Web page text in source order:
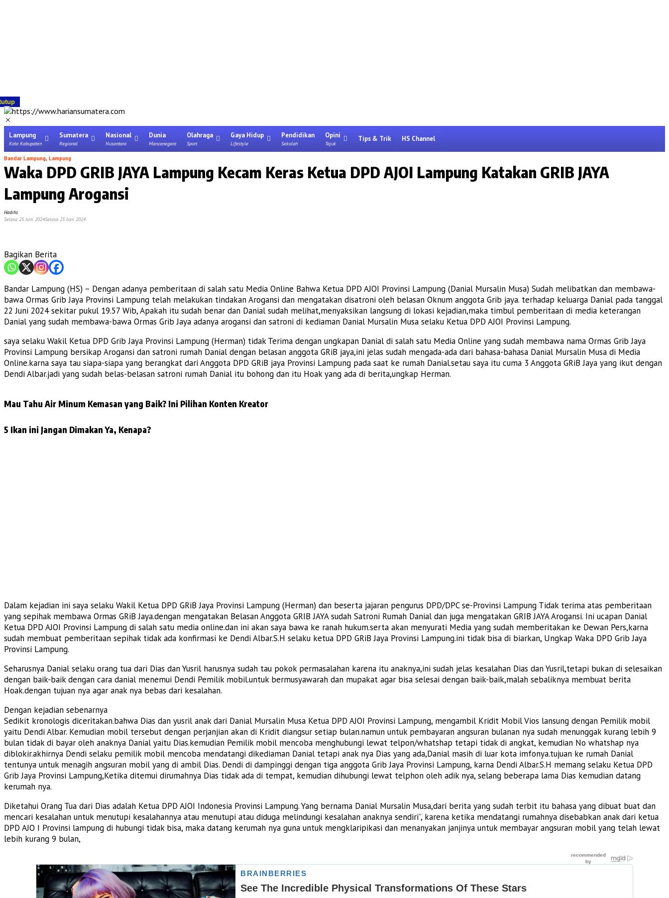
Lampung
Kota Kabupaten
Sumatera
Regional
Nasional
Nusantara
Dunia
Mancanegara
Olahraga
Sport
Gaya Hidup
Lifestyle
Pendidikan
Sekolah
Opini
Tajuk
Tips & Trik HS Channel
Bandar Lampung, Lampung
Waka DPD GRIB JAYA Lampung Kecam Keras Ketua DPD AJOI Lampung Katakan GRIB JAYA
Lampung Arogansi
Hadihs
Selasa 25 Juni 2024Selasa 25 Juni 2024
Bagikan Berita
Bandar Lampung (HS) – Dengan adanya pemberitaan di salah satu Media Online Bahwa Ketua DPD AJOI Provinsi Lampung (Danial Mursalin Musa) Sudah melibatkan dan membawa-
bawa Ormas Grib Jaya Provinsi Lampung telah melakukan tindakan Arogansi dan mengatakan disatroni oleh belasan Oknum anggota Grib jaya. terhadap keluarga Danial pada tanggal
22 Juni 2024 sekitar pukul 19.57 Wib, Apakah itu sudah benar dan Danial sudah melihat,menyaksikan langsung di lokasi kejadian,maka timbul pemberitaan di media keterangan
Danial yang sudah membawa-bawa Ormas Grib Jaya adanya arogansi dan satroni di kediaman Danial Mursalin Musa selaku Ketua DPD AJOI Provinsi Lampung.
saya selaku Wakil Ketua DPD Grib Jaya Provinsi Lampung (Herman) tidak Terima dengan ungkapan Danial di salah satu Media Online yang sudah membawa nama Ormas Grib Jaya
Provinsi Lampung bersikap Arogansi dan satroni rumah Danial dengan belasan anggota GRiB jaya,ini jelas sudah mengada-ada dari bahasa-bahasa Danial Mursalin Musa di Media
Online.karna saya tau siapa-siapa yang berangkat dari Anggota DPD GRiB jaya Provinsi Lampung pada saat ke rumah Danial.setau saya itu cuma 3 Anggota GRiB Jaya yang ikut dengan
Dendi Albar.jadi yang sudah belas-belasan satroni rumah Danial itu bohong dan itu Hoak yang ada di berita,ungkap Herman.
Mau Tahu Air Minum Kemasan yang Baik? Ini Pilihan Konten Kreator
5 Ikan ini Jangan Dimakan Ya, Kenapa?
Dalam kejadian ini saya selaku Wakil Ketua DPD GRiB Jaya Provinsi Lampung (Herman) dan beserta jajaran pengurus DPD/DPC se-Provinsi Lampung Tidak terima atas pemberitaan
yang sepihak membawa Ormas GRiB Jaya.dengan mengatakan Belasan Anggota GRIB JAYA sudah Satroni Rumah Danial dan juga mengatakan GRIB JAYA Arogansi. Ini ucapan Danial
Ketua DPD AJOI Provinsi Lampung di salah satu media online.dan ini akan saya bawa ke ranah hukum.serta akan menyurati Media yang sudah memberitakan ke Dewan Pers,karna
sudah membuat pemberitaan sepihak tidak ada konfirmasi ke Dendi Albar.S.H selaku ketua DPD GRiB Jaya Provinsi Lampung.ini tidak bisa di biarkan, Ungkap Waka DPD Grib Jaya
Provinsi Lampung.
Seharusnya Danial selaku orang tua dari Dias dan Yusril harusnya sudah tau pokok permasalahan karena itu anaknya,ini sudah jelas kesalahan Dias dan Yusril,tetapi bukan di selesaikan
dengan baik-baik dengan cara danial menemui Dendi Pemilik mobil.untuk bermusyawarah dan mupakat agar bisa selesai dengan baik-baik,malah sebaliknya membuat berita
Hoak.dengan tujuan nya agar anak nya bebas dari kesalahan.
Dengan kejadian sebenarnya
Sedikit kronologis diceritakan.bahwa Dias dan yusril anak dari Danial Mursalin Musa Ketua DPD AJOI Provinsi Lampung, mengambil Kridit Mobil Vios lansung dengan Pemilik mobil
yaitu Dendi Albar. Kemudian mobil tersebut dengan perjanjian akan di Kridit diangsur setiap bulan.namun untuk pembayaran angsuran bulanan nya sudah menunggak kurang lebih 9
bulan tidak di bayar oleh anaknya Danial yaitu Dias.kemudian Pemilik mobil mencoba menghubungi lewat telpon/whatshap tetapi tidak di angkat, kemudian No whatshap nya
diblokir.akhirnya Dendi selaku pemilik mobil mencoba mendatangi dikediaman Danial tetapi anak nya Dias yang ada,Danial masih di luar kota imfonya.tujuan ke rumah Danial
tentunya untuk menagih angsuran mobil yang di ambil Dias. Dendi di dampinggi dengan tiga anggota Grib Jaya Provinsi Lampung, karna Dendi Albar.S.H memang selaku Ketua DPD
Grib Jaya Provinsi Lampung,Ketika ditemui dirumahnya Dias tidak ada di tempat, kemudian dihubungi lewat telphon oleh adik nya, selang beberapa lama Dias kemudian datang
kerumah nya.
Diketahui Orang Tua dari Dias adalah Ketua DPD AJOI Indonesia Provinsi Lampung. Yang bernama Danial Mursalin Musa,dari berita yang sudah terbit itu bahasa yang dibuat buat dan
mencari kesalahan untuk menutupi kesalahannya atau menutupi atau diduga melindungi kesalahan anaknya sendiri”, karena ketika mendatangi rumahnya disebabkan anak dari ketua
DPD AJO I Provinsi lampung di hubungi tidak bisa, maka datang kerumah nya guna untuk mengklaripikasi dan menanyakan janjinya untuk membayar angsuran mobil yang telah lewat
lebih kurang 9 bulan,